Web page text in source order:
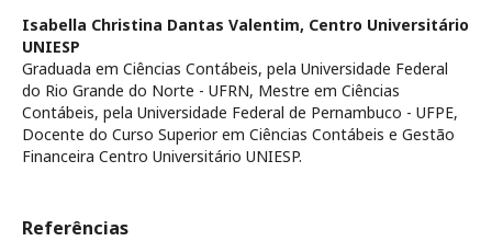
Isabella Christina Dantas Valentim, Centro Universitário
UNIESP
Graduada em Ciências Contábeis, pela Universidade Federal
do Rio Grande do Norte - UFRN, Mestre em Ciências
Contábeis, pela Universidade Federal de Pernambuco - UFPE,
Docente do Curso Superior em Ciências Contábeis e Gestão
Financeira Centro Universitário UNIESP.
Referências